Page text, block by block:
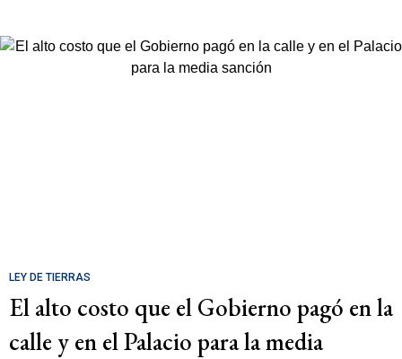
LEY DE TIERRAS
El alto costo que el Gobierno pagó en la
calle y en el Palacio para la media